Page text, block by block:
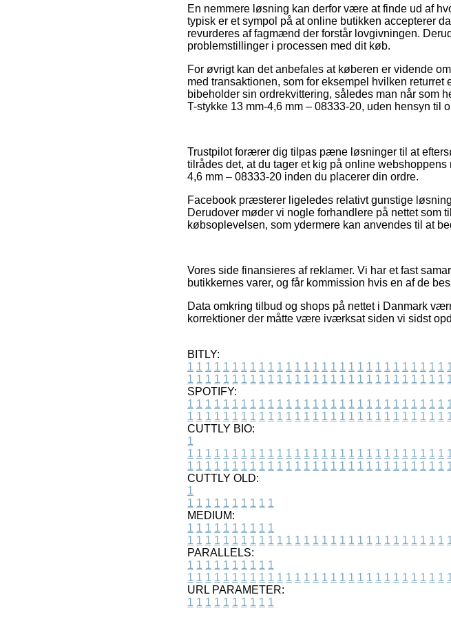
En nemmere løsning kan derfor være at finde ud af
typisk er et sympol på at online butikken accepterer
revurderes af fagmænd der forstår lovgivningen.
problemstillinger i processen med dit køb.
For øvrigt kan det anbefales at køberen er vidende
med transaktionen, som for eksempel hvilken
bibeholder sin ordrekvittering, således man når som
T-stykke 13 mm-4,6 mm – 08333-20, uden hensyn til
Trustpilot forærer dig tilpas pæne løsninger til at
tilrådes det, at du tager et kig på online
4,6 mm – 08333-20 inden du placerer din ordre.
Facebook præsterer ligeledes relativt gunstige
Derudover møder vi nogle forhandlere på nettet som
købsoplevelsen, som ydermere kan anvendes til at
Vores side finansieres af reklamer. Vi har et fast
butikkernes varer, og får kommission hvis en af de
Data omkring tilbud og shops på nettet i Danmark
korrektioner der måtte være iværksat siden vi sidst
BITLY:
1 1 1 1 1 1 1 1 1 1 1 1 1 1 1 1 1 1 1 1 1 1 1 1 1 1 1 1 1
1 1 1 1 1 1 1 1 1 1 1 1 1 1 1 1 1 1 1 1 1 1 1 1 1 1 1 1 1
SPOTIFY:
1 1 1 1 1 1 1 1 1 1 1 1 1 1 1 1 1 1 1 1 1 1 1 1 1 1 1 1 1
1 1 1 1 1 1 1 1 1 1 1 1 1 1 1 1 1 1 1 1 1 1 1 1 1 1 1 1 1
CUTTLY BIO:
1
1 1 1 1 1 1 1 1 1 1 1 1 1 1 1 1 1 1 1 1 1 1 1 1 1 1 1 1 1
1 1 1 1 1 1 1 1 1 1 1 1 1 1 1 1 1 1 1 1 1 1 1 1 1 1 1 1 1
CUTTLY OLD:
1
1 1 1 1 1 1 1 1 1 1
MEDIUM:
1 1 1 1 1 1 1 1 1 1
1 1 1 1 1 1 1 1 1 1 1 1 1 1 1 1 1 1 1 1 1 1 1 1 1 1 1 1 1
PARALLELS:
1 1 1 1 1 1 1 1 1 1
1 1 1 1 1 1 1 1 1 1 1 1 1 1 1 1 1 1 1 1 1 1 1 1 1 1 1 1 1
URL PARAMETER:
1 1 1 1 1 1 1 1 1 1